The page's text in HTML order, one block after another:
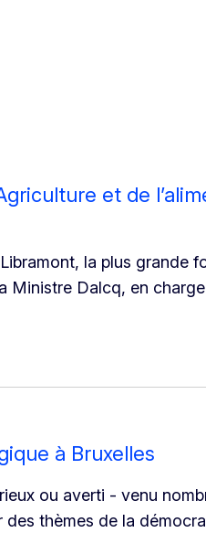
et de
la plus grande
Ministre Dalcq, en
à Bruxelles
ou averti - venu
thèmes de la